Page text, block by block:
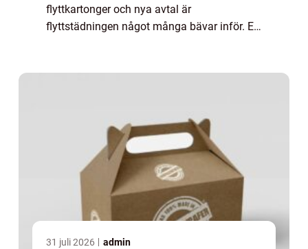
flyttkartonger och nya avtal är
flyttstädningen något många bävar inför. En
31 juli 2026 admin